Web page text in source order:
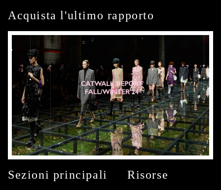
Acquista l'ultimo rapporto
Sezioni principali Risorse